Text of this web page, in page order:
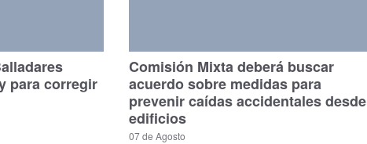
para corregir
Comisión Mixta deberá buscar
acuerdo sobre medidas para
prevenir caídas accidentales desde
edificios
07 de Agosto